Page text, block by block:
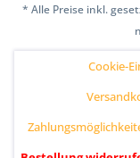
* Alle Preise inkl.
Cookie-